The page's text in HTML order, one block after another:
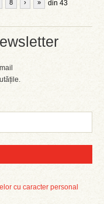
cu caracter personal
8 din 43
› »